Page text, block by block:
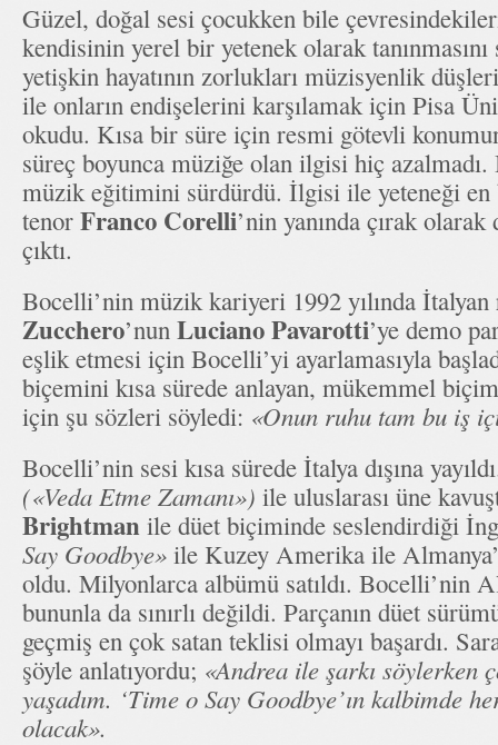
Güzel, doğal sesi çocukken bile
kendisinin yerel bir yetenek olarak tanınmasını
yetişkin hayatının zorlukları müzisyenlik
ile onların endişelerini karşılamak için Pisa
okudu. Kısa bir süre için resmi götevli
süreç boyunca müziğe olan ilgisi hiç
müzik eğitimini sürdürdü. İlgisi ile yeteneği
tenor Franco Corelli’nin yanında çırak
çıktı.
Bocelli’nin müzik kariyeri 1992 yılında İtalyan
Zucchero’nun Luciano Pavarotti’ye demo
eşlik etmesi için Bocelli’yi ayarlamasıyla
biçemini kısa sürede anlayan, mükemmel
için şu sözleri söyledi: «Onun ruhu tam bu iş
Bocelli’nin sesi kısa sürede İtalya dışına
(«Veda Etme Zamanı») ile uluslarası üne
Brightman ile düet biçiminde seslendirdiği
Say Goodbye» ile Kuzey Amerika ile
oldu. Milyonlarca albümü satıldı. Bocelli’nin
bununla da sınırlı değildi. Parçanın düet
geçmiş en çok satan teklisi olmayı başardı.
şöyle anlatıyordu; «Andrea ile şarkı söylerken
yaşadım. ‘Time o Say Goodbye’ın kalbimde
olacak».